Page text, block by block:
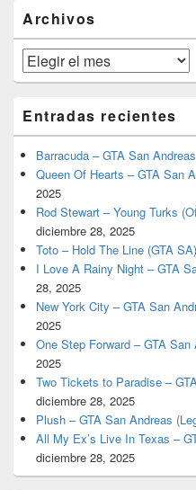
lateral
primaria
Archivos
Archivos
Entradas recientes
Barracuda – GTA San
Queen Of Hearts – GTA San
2025
Rod Stewart – Young Turks
diciembre 28, 2025
Toto – Hold The Line (GTA
I Love A Rainy Night – GTA
28, 2025
New York City – GTA San
2025
One Step Forward – GTA San
2025
Two Tickets to Paradise –
diciembre 28, 2025
Plush – GTA San Andreas
All My Ex’s Live In Texas –
diciembre 28, 2025